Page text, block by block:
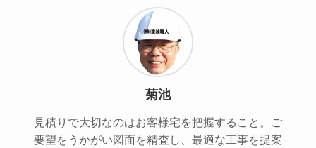
菊池
見積りで大切なのはお客様宅を把握すること。ご
要望をうかがい図面を精査し、最適な工事を提案